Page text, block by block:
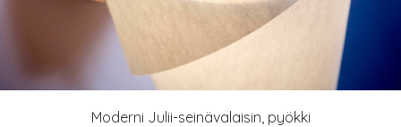
Moderni Julii-seinävalaisin, pyökki